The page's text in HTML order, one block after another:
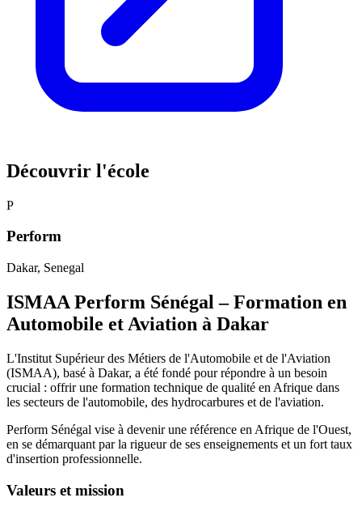
Découvrir l'école
P
Perform
Dakar, Senegal
ISMAA Perform Sénégal – Formation en
Automobile et Aviation à Dakar
L'Institut Supérieur des Métiers de l'Automobile et de l'Aviation
(ISMAA), basé à Dakar, a été fondé pour répondre à un besoin
crucial : offrir une formation technique de qualité en Afrique dans
les secteurs de l'automobile, des hydrocarbures et de l'aviation.
Perform Sénégal vise à devenir une référence en Afrique de l'Ouest,
en se démarquant par la rigueur de ses enseignements et un fort taux
d'insertion professionnelle.
Valeurs et mission